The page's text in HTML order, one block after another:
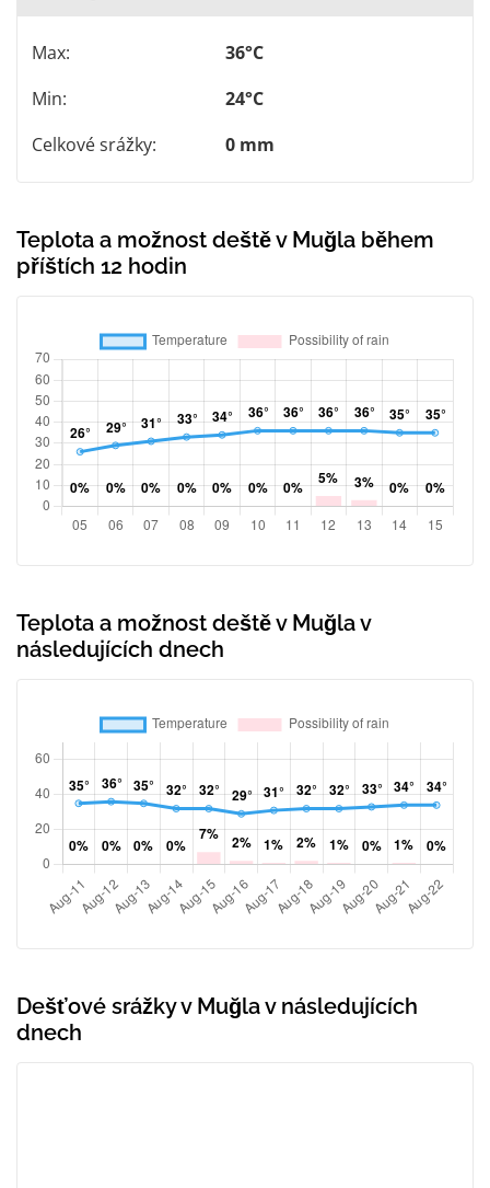
Max:
36°C
Min:
24°C
Celkové srážky:
0 mm
Teplota a možnost deště v Muğla během
příštích 12 hodin
Teplota a možnost deště v Muğla v
následujících dnech
Dešťové srážky v Muğla v následujících
dnech